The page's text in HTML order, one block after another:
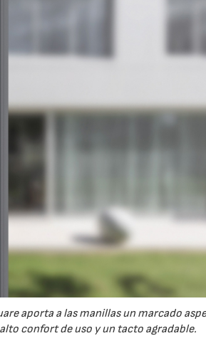
aporta a las manillas un marcado
confort de uso y un tacto agradable.